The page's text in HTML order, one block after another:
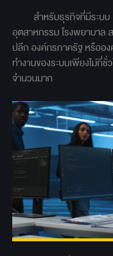
สำหรับธุรกิจที่มีระบบ
อุตสาหกรรม โรงพยาบาล
ปลีก องค์กรภาครัฐ หรืออ
ทำงานของระบบเพียงไม่กี่
จำนวนมาก